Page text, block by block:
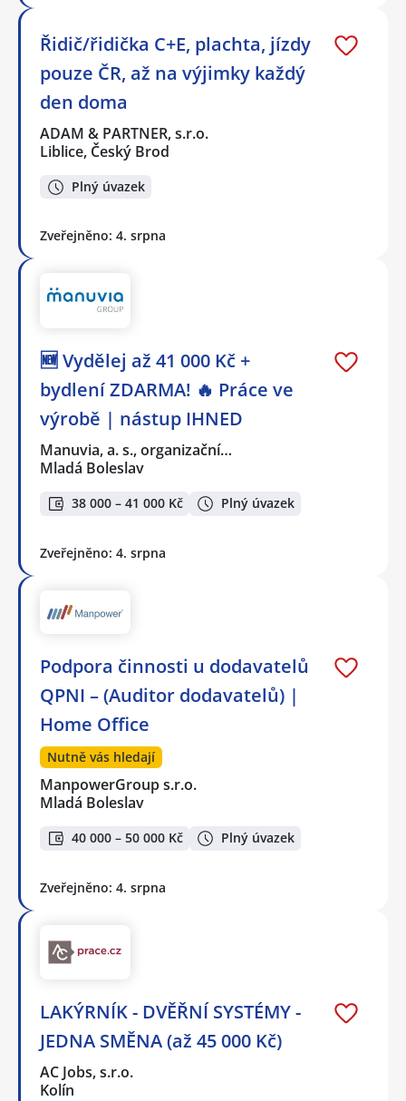
Řidič/řidička C+E, plachta, jízdy
pouze ČR, až na výjimky každý
den doma
ADAM & PARTNER, s.r.o.
Liblice, Český Brod
Plný úvazek
Zveřejněno: 4. srpna
🆕 Vydělej až 41 000 Kč +
bydlení ZDARMA! 🔥 Práce ve
výrobě | nástup IHNED
Manuvia, a. s., organizační…
Mladá Boleslav
38 000 – 41 000 Kč Plný úvazek
Zveřejněno: 4. srpna
Podpora činnosti u dodavatelů
QPNI – (Auditor dodavatelů) |
Home Office
Nutně vás hledají
ManpowerGroup s.r.o.
Mladá Boleslav
40 000 – 50 000 Kč Plný úvazek
Zveřejněno: 4. srpna
LAKÝRNÍK - DVĚŘNÍ SYSTÉMY -
JEDNA SMĚNA (až 45 000 Kč)
AC Jobs, s.r.o.
Kolín